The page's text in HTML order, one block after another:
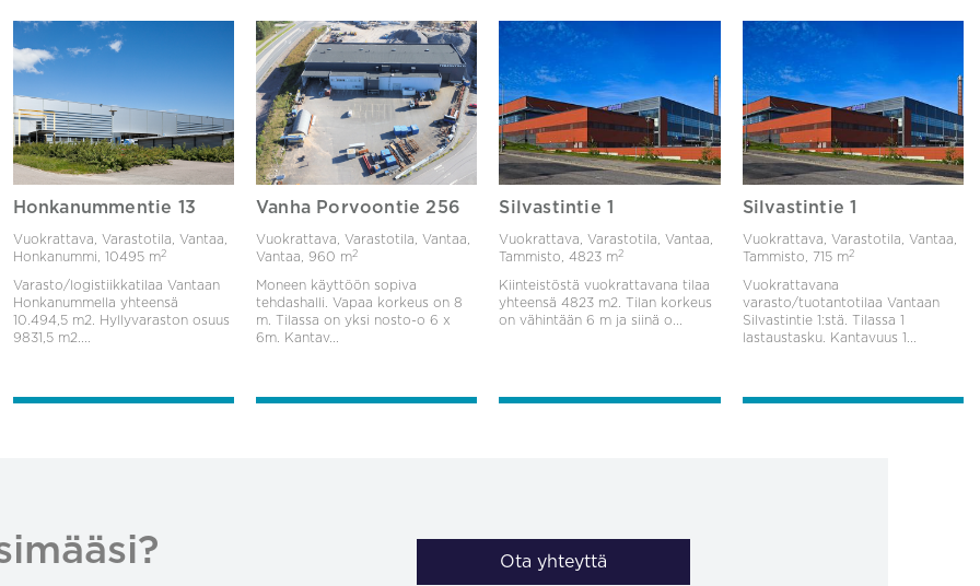
Honkanummentie 13
Vuokrattava, Varastotila, Vantaa,
Honkanummi, 10495 m2
Varasto/logistiikkatilaa Vantaan
Honkanummella yhteensä
10.494,5 m2. Hyllyvaraston osuus
9831,5 m2....
Vanha Porvoontie 256
Vuokrattava, Varastotila, Vantaa,
Vantaa, 960 m2
Moneen käyttöön sopiva
tehdashalli. Vapaa korkeus on 8
m. Tilassa on yksi nosto-o 6 x
6m. Kantav...
Silvastintie 1
Vuokrattava, Varastotila, Vantaa,
Tammisto,4823 m2
Kiinteistöstä vuokrattavana tilaa
yhteensä 4823 m2. Tilan korkeus
on vähintään 6 m ja siinä o...
Silvastintie 1
Vuokrattava, Varastotila, Vantaa,
Tammisto,
715 m2
Vuokrattavana
varasto/tuotantotilaa Vantaan
Silvastintie 1:stä. Tilassa 1
lastaustasku. Kantavuus 1...
Ota yhteyttä